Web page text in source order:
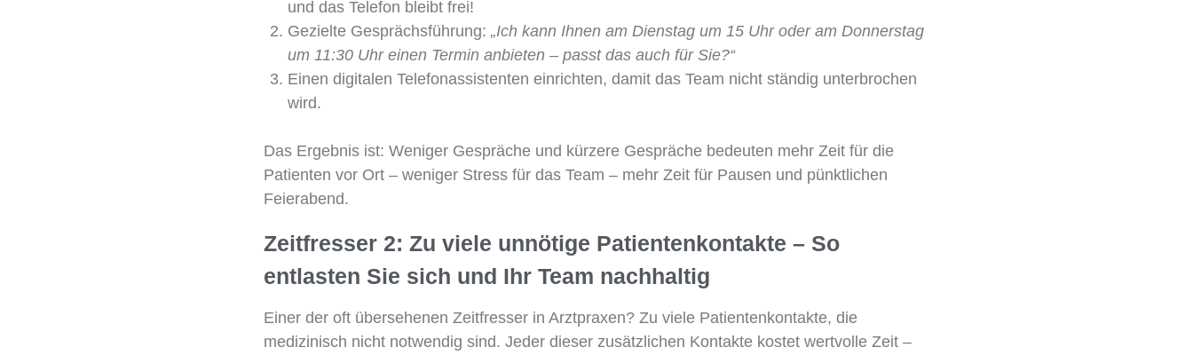
und das Telefon bleibt frei!
Gezielte Gesprächsführung: „Ich kann Ihnen am Dienstag um 15 Uhr oder am Donnerstag
um 11:30 Uhr einen Termin anbieten – passt das auch für Sie?“
Einen digitalen Telefonassistenten einrichten, damit das Team nicht ständig unterbrochen
wird.
Das Ergebnis ist: Weniger Gespräche und kürzere Gespräche bedeuten mehr Zeit für die
Patienten vor Ort – weniger Stress für das Team – mehr Zeit für Pausen und pünktlichen
Feierabend.
Zeitfresser 2: Zu viele unnötige Patientenkontakte – So
entlasten Sie sich und Ihr Team nachhaltig
Einer der oft übersehenen Zeitfresser in Arztpraxen? Zu viele Patientenkontakte, die
medizinisch nicht notwendig sind. Jeder dieser zusätzlichen Kontakte kostet wertvolle Zeit –